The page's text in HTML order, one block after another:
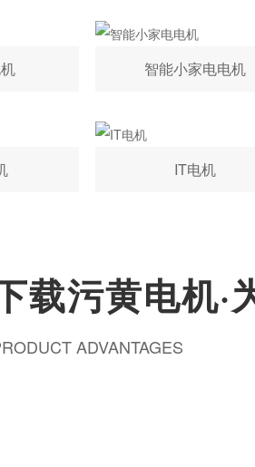
智能小家电电机
IT电机
载污黄电机·
ADVANTAGES